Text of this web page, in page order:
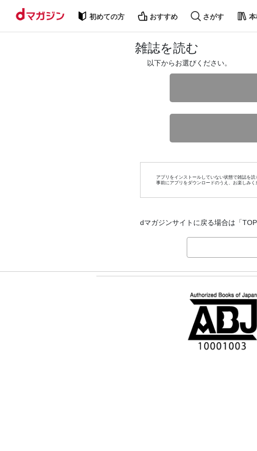
初めての方 おすすめ さがす 本
雑誌を読む
以下からお選びください。
アプリをインストールしていない状態で雑誌を読
事前にアプリをダウンロードのうえ、お楽しみく
dマガジンサイトに戻る場合は「